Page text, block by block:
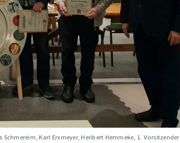
Karl Erxmeyer, Heribert Hemmeke, 1. Vorsitzender